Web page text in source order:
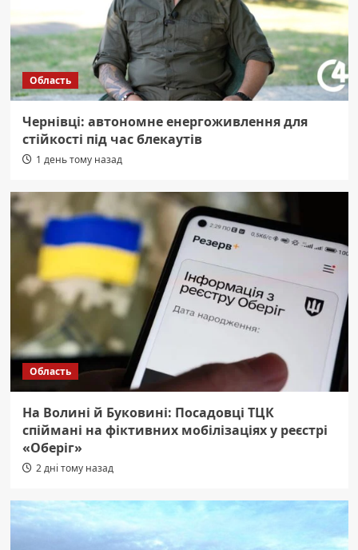
Область
Чернівці: автономне енергоживлення для
стійкості під час блекаутів
1 день тому назад
Область
На Волині й Буковині: Посадовці ТЦК
спіймані на фіктивних мобілізаціях у реєстрі
«Оберіг»
2 дні тому назад